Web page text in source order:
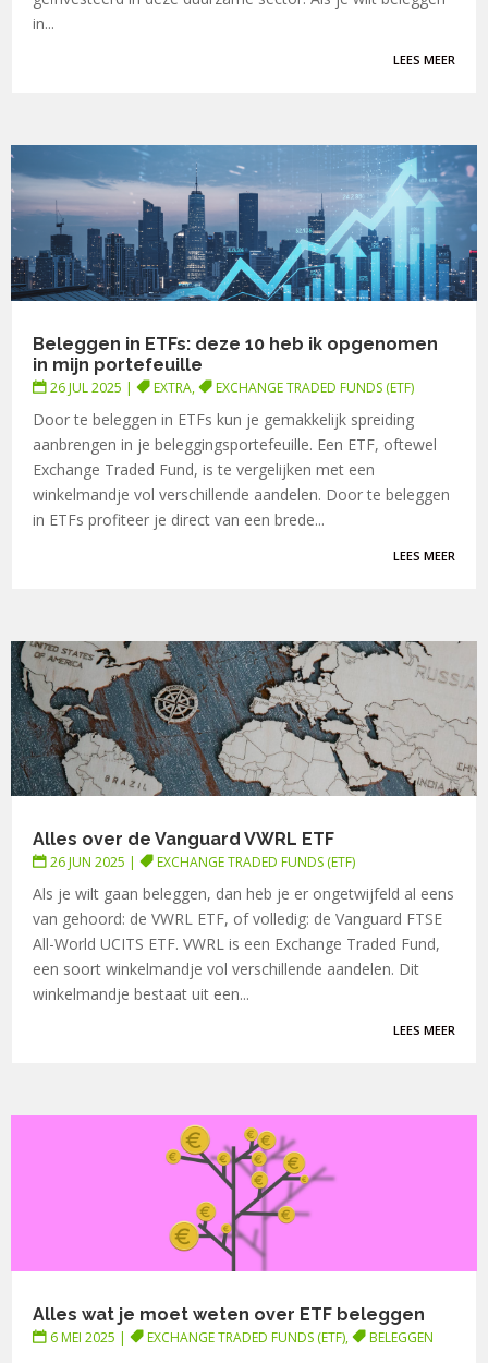
in...
LEES MEER
Beleggen in ETFs: deze 10 heb ik opgenomen
in mijn portefeuille
26 JUL 2025 | EXTRA, EXCHANGE TRADED FUNDS (ETF)
Door te beleggen in ETFs kun je gemakkelijk spreiding
aanbrengen in je beleggingsportefeuille. Een ETF, oftewel
Exchange Traded Fund, is te vergelijken met een
winkelmandje vol verschillende aandelen. Door te beleggen
in ETFs profiteer je direct van een brede...
LEES MEER
Alles over de Vanguard VWRL ETF
26 JUN 2025 | EXCHANGE TRADED FUNDS (ETF)
Als je wilt gaan beleggen, dan heb je er ongetwijfeld al eens
van gehoord: de VWRL ETF, of volledig: de Vanguard FTSE
All-World UCITS ETF. VWRL is een Exchange Traded Fund,
een soort winkelmandje vol verschillende aandelen. Dit
winkelmandje bestaat uit een...
LEES MEER
Alles wat je moet weten over ETF beleggen
6 MEI 2025 | EXCHANGE TRADED FUNDS (ETF), BELEGGEN